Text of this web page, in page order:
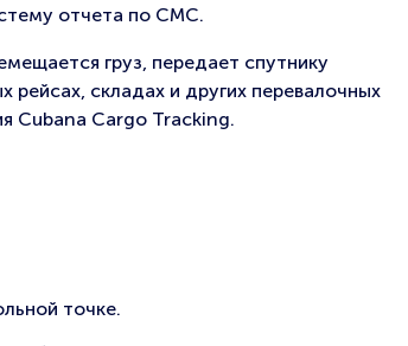
отчета по СМС.
груз, передает спутнику
складах и других перевалочных
Cubana Cargo Tracking.
точке.